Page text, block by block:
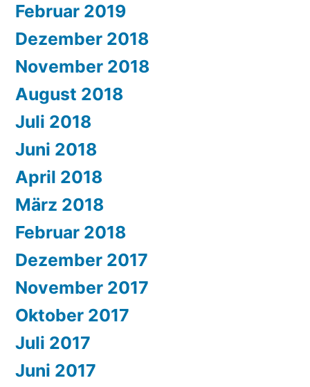
Februar 2019
Dezember 2018
November 2018
August 2018
Juli 2018
Juni 2018
April 2018
März 2018
Februar 2018
Dezember 2017
November 2017
Oktober 2017
Juli 2017
Juni 2017